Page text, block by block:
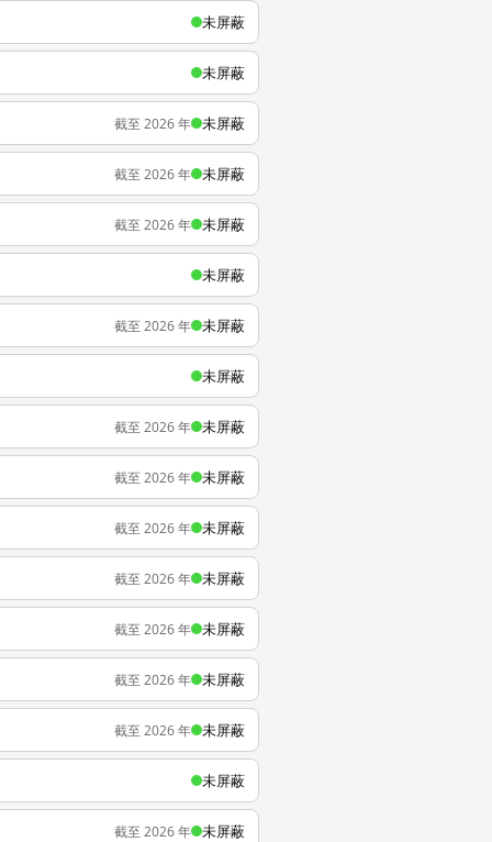
未屏蔽
未屏蔽
截至 2026 年 未屏蔽
截至 2026 年 未屏蔽
截至 2026 年 未屏蔽
未屏蔽
截至 2026 年 未屏蔽
未屏蔽
截至 2026 年 未屏蔽
截至 2026 年 未屏蔽
截至 2026 年 未屏蔽
截至 2026 年 未屏蔽
截至 2026 年 未屏蔽
截至 2026 年 未屏蔽
截至 2026 年 未屏蔽
未屏蔽
截至 2026 年 未屏蔽